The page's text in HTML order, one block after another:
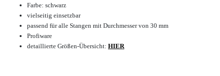
Farbe: schwarz
vielseitig einsetzbar
passend für alle Stangen mit Durchmesser von 30 mm
Profiware
detaillierte Größen-Übersicht: HIER